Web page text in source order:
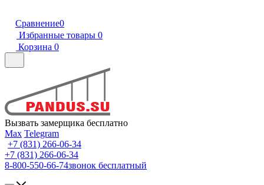
Сравнение0
Избранные товары 0
Корзина 0
Вызвать замерщика бесплатно
Max Telegram
+7 (831) 266-06-34
+7 (831) 266-06-34
8-800-550-66-74звонок бесплатный